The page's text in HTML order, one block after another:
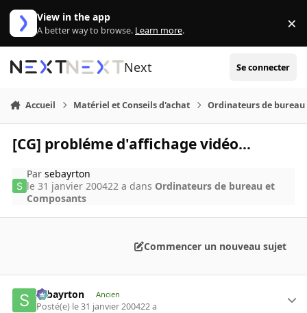
Aller au contenu
View in the app
A better way to browse. Learn more. ×
Next Se connecter
Accueil Matériel et Conseils d'achat Ordinateurs de bureau
[CG] probléme d'affichage vidéo...
Parsebayrton
le 31 janvier 200422 a dans Ordinateurs de bureau et
Composants
Commencer un nouveau sujet
sebayrton Ancien
Posté(e) le 31 janvier 200422 a